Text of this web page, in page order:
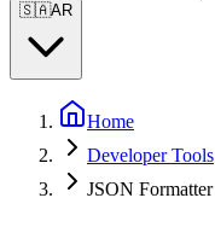
🇸🇦AR
Home
Developer Tools
JSON Formatter